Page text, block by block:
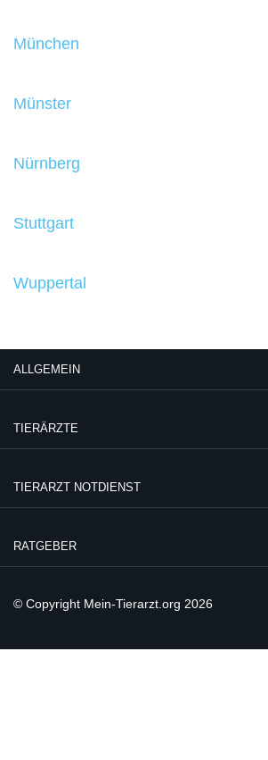
München
Münster
Nürnberg
Stuttgart
Wuppertal
ALLGEMEIN
TIERÄRZTE
TIERARZT NOTDIENST
RATGEBER
© Copyright Mein-Tierarzt.org 2026